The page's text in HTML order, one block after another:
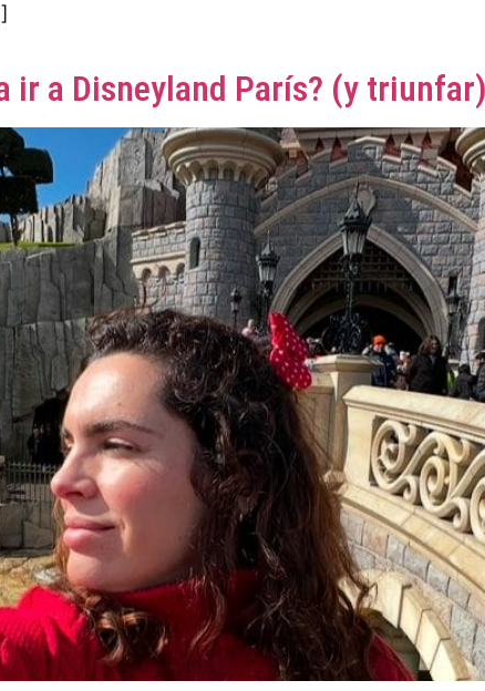
ir a Disneyland París? (y